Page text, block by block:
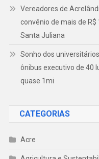
Vereadores de
convênio de mais de R$
Santa Juliana
Sonho dos
ônibus executivo de 40
quase 1mi
CATEGORIAS
Acre